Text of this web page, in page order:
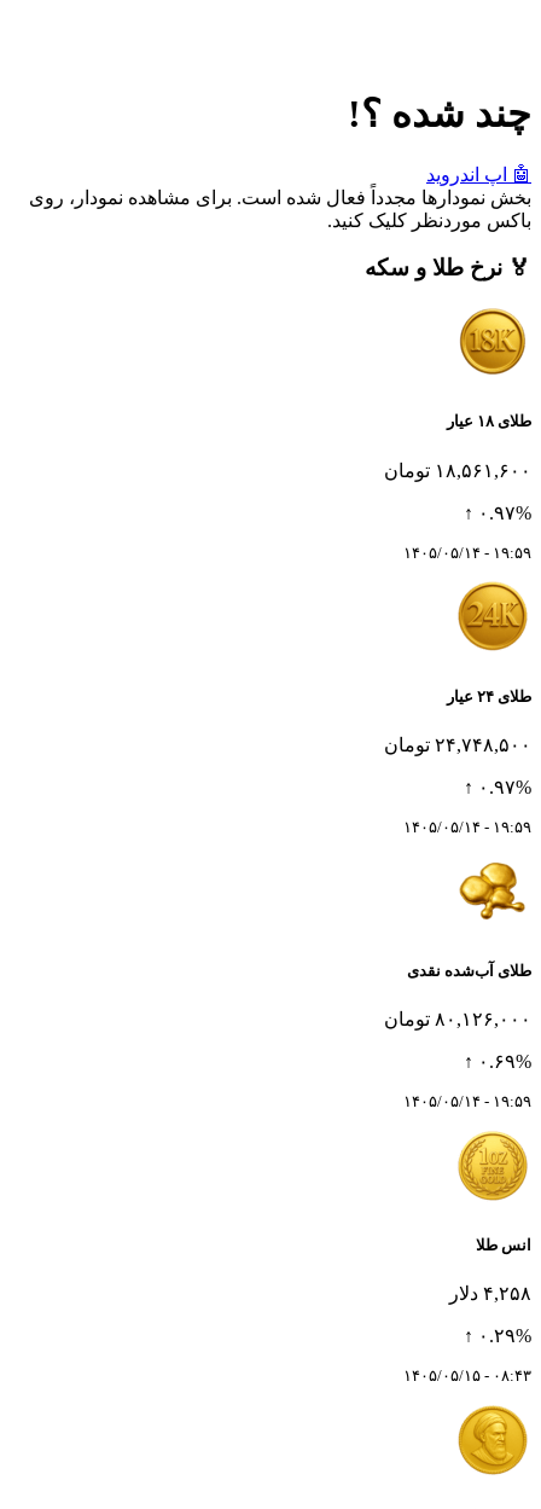
چند شده ؟!
🤖 اپ اندروید
بخش نمودارها مجدداً فعال شده است. برای مشاهده نمودار، روی
باکس موردنظر کلیک کنید.
🏅 نرخ طلا و سکه
طلای ۱۸ عیار
۱۸,۵۶۱,۶۰۰ تومان
۰.۹۷% ↑
۱۹:۵۹ - ۱۴۰۵/۰۵/۱۴
طلای ۲۴ عیار
۲۴,۷۴۸,۵۰۰ تومان
۰.۹۷% ↑
۱۹:۵۹ - ۱۴۰۵/۰۵/۱۴
طلای آب‌شده نقدی
۸۰,۱۲۶,۰۰۰ تومان
۰.۶۹% ↑
۱۹:۵۹ - ۱۴۰۵/۰۵/۱۴
انس طلا
۴,۲۵۸ دلار
۰.۲۹% ↑
۰۸:۴۳ - ۱۴۰۵/۰۵/۱۵